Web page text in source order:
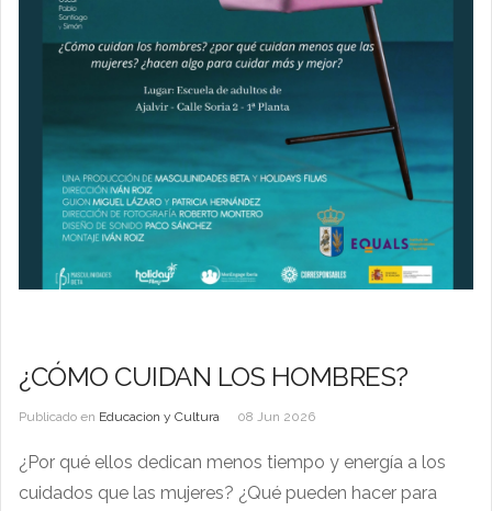
¿CÓMO CUIDAN LOS HOMBRES?
Publicado en Educacion y Cultura 08 Jun 2026
¿Por qué ellos dedican menos tiempo y energía a los
cuidados que las mujeres? ¿Qué pueden hacer para